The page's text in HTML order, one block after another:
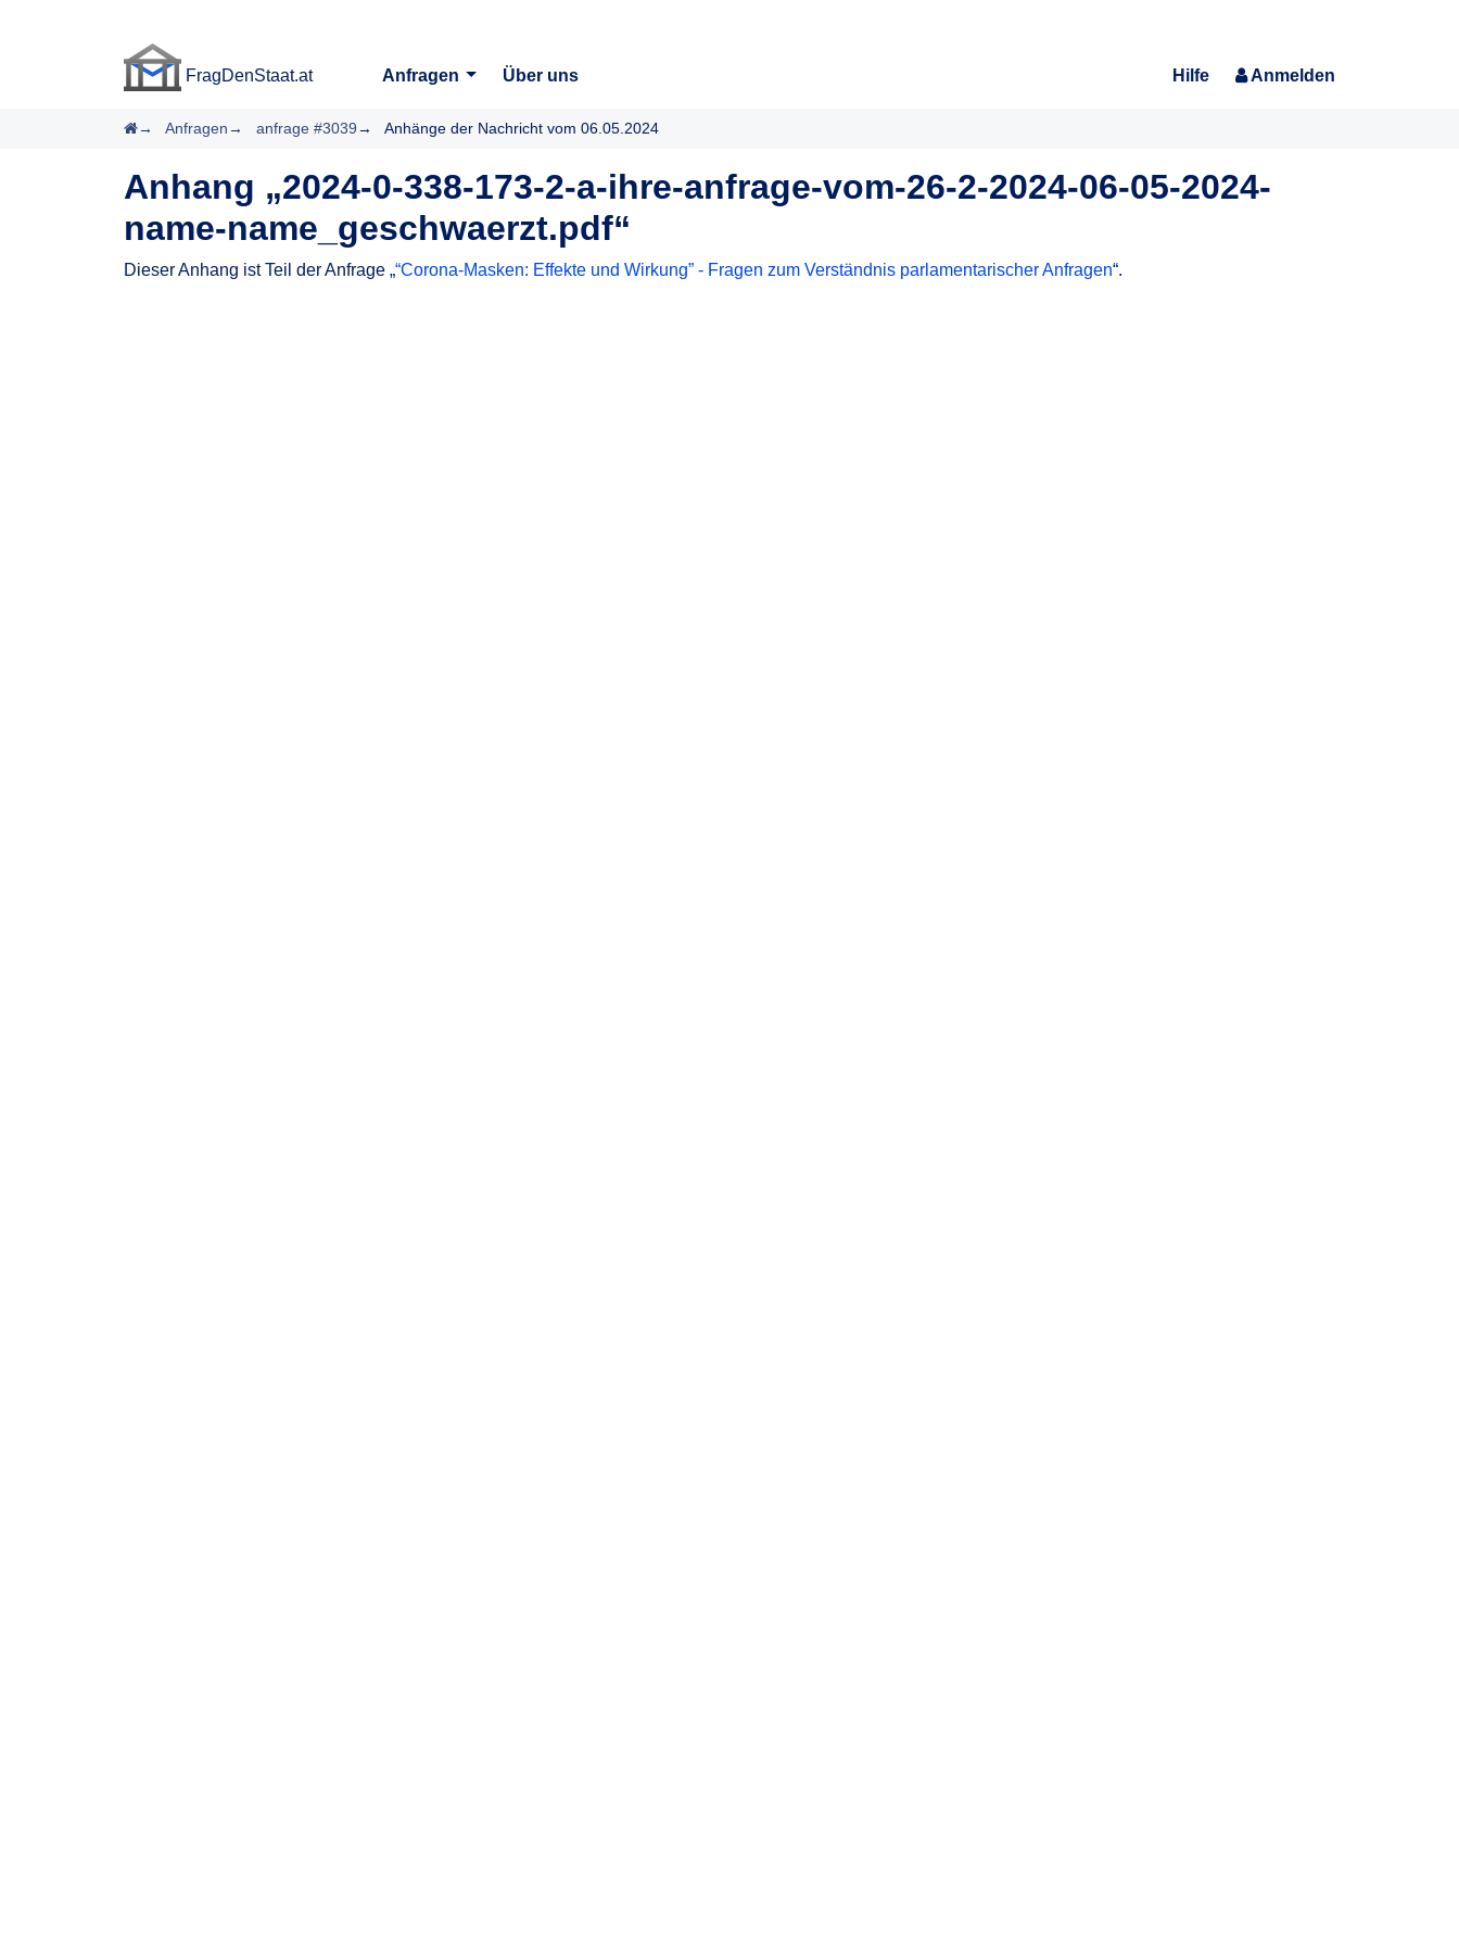
FragDenStaat.at
Anfragen
Über uns Hilfe Anmelden
Startseite
Anfragen anfrage #3039 Anhänge der Nachricht vom 06.05.2024
Anhang „2024-0-338-173-2-a-ihre-anfrage-vom-26-2-2024-06-05-2024-
name-name_geschwaerzt.pdf“
Dieser Anhang ist Teil der Anfrage „“Corona-Masken: Effekte und Wirkung” - Fragen zum Verständnis parlamentarischer Anfragen“.